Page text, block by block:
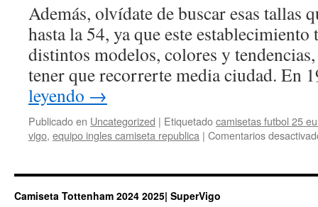
Además, olvídate de buscar esas tallas
hasta la 54, ya que este establecimiento
distintos modelos, colores y
tener que recorrerte media ciudad.
leyendo →
Publicado en Uncategorized | Etiquetadocamisetas futbol 25
vigo, equipo ingles camiseta republica | Comentarios
Camiseta Tottenham 2024 2025| SuperVigo